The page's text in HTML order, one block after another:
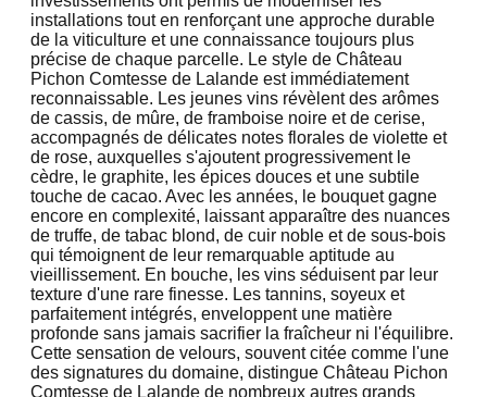
installations tout en renforçant une approche durable
de la viticulture et une connaissance toujours plus
précise de chaque parcelle. Le style de Château
Pichon Comtesse de Lalande est immédiatement
reconnaissable. Les jeunes vins révèlent des arômes
de cassis, de mûre, de framboise noire et de cerise,
accompagnés de délicates notes florales de violette et
de rose, auxquelles s'ajoutent progressivement le
cèdre, le graphite, les épices douces et une subtile
touche de cacao. Avec les années, le bouquet gagne
encore en complexité, laissant apparaître des nuances
de truffe, de tabac blond, de cuir noble et de sous-bois
qui témoignent de leur remarquable aptitude au
vieillissement. En bouche, les vins séduisent par leur
texture d'une rare finesse. Les tannins, soyeux et
parfaitement intégrés, enveloppent une matière
profonde sans jamais sacrifier la fraîcheur ni l'équilibre.
Cette sensation de velours, souvent citée comme l'une
des signatures du domaine, distingue Château Pichon
Comtesse de Lalande de nombreux autres grands